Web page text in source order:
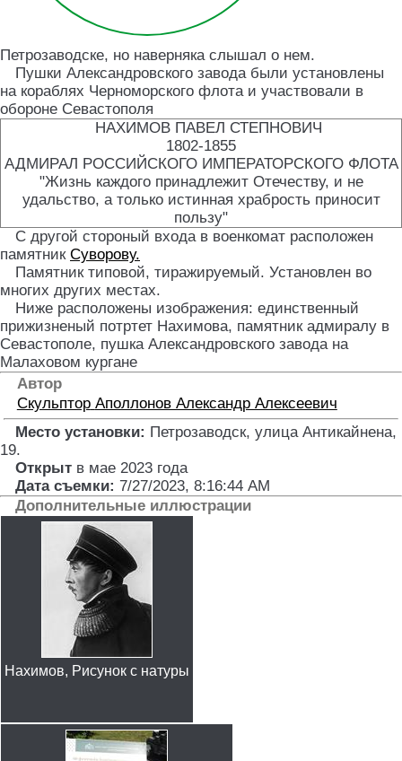
Петрозаводске, но наверняка слышал о нем.
Пушки Александровского завода были установлены
на кораблях Черноморского флота и участвовали в
обороне Севастополя
НАХИМОВ ПАВЕЛ СТЕПНОВИЧ
1802-1855
АДМИРАЛ РОССИЙСКОГО ИМПЕРАТОРСКОГО ФЛОТА
"Жизнь каждого принадлежит Отечеству, и не
удальство, а только истинная храбрость приносит
пользу"
С другой стороный входа в военкомат расположен
памятник Суворову.
Памятник типовой, тиражируемый. Установлен во
многих других местах.
Ниже расположены изображения: единственный
прижизненый потртет Нахимова, памятник адмиралу в
Севастополе, пушка Александровского завода на
Малаховом кургане
Автор
Скульптор Аполлонов Александр Алексеевич
Место установки: Петрозаводск, улица Антикайнена,
19.
Открыт в мае 2023 года
Дата съемки: 7/27/2023, 8:16:44 AM
Дополнительные иллюстрации
Нахимов, Рисунок с натуры